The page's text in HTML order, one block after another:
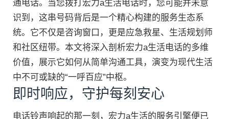
通电话。当您拨打宏力a生活电话时，您可能并未意
识到，这串号码背后是一个精心构建的服务生态系
统。它不仅是咨询窗口，更是应急救星、生活规划师
和社区纽带。本文将深入剖析宏力a生活电话的多维
价值，展示它如何从简单沟通工具，演变为现代生活
中不可或缺的“一呼百应”中枢。
即时响应，守护每刻安心
电话铃声响起的那一刻，宏力a生活的服务引擎便已